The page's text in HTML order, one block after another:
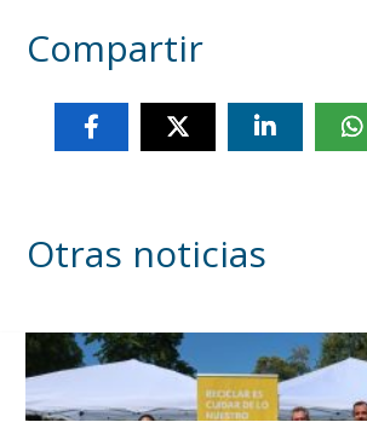
Compartir
Otras noticias